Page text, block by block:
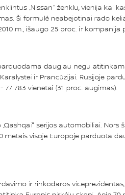
„Nissan" ženklu, vienija kai
Ši formulė neabejotinai rado
m., išaugo 25 proc. ir
daugiau negu
ir Prancūzijai. Rusijoje
783 vienetai (31 proc. augimas).
serijos automobiliai.
metais visoje Europoje parduota
ir rinkodaros